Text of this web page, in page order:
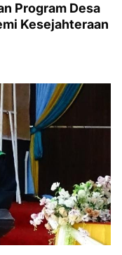
Program Desa
Kesejahteraan